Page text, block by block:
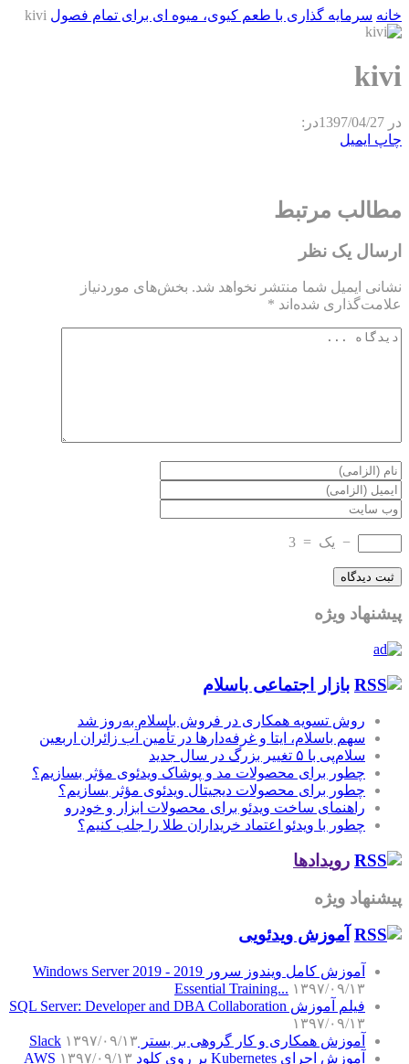
خانه سرمایه گذاری با طعم کیوی، میوه ای برای تمام فصول kivi
kivi
در 1397/04/27در:
چاپ ایمیل
مطالب مرتبط
ارسال یک نظر
نشانی ایمیل شما منتشر نخواهد شد. بخش‌های موردنیاز
علامت‌گذاری شده‌اند *
− یک =
3
پیشنهاد ویژه
بازار اجتماعی باسلام
روش تسویه همکاری در فروش باسلام به‌روز شد
سهم باسلام، ایتا و غرفه‌دارها در تأمین آب زائران اربعین
سلام‌پی با ۵ تغییر بزرگ در سال جدید
چطور برای محصولات مد و پوشاک ویدئوی مؤثر بسازیم؟
چطور برای محصولات دیجیتال ویدئوی مؤثر بسازیم؟
راهنمای ساخت ویدئو برای محصولات ابزار و خودرو
چطور با ویدئو اعتماد خریداران طلا را جلب کنیم؟
رویدادها
پیشنهاد ویژه
آموزش‌ ویدئویی
آموزش کامل ویندوز سرور 2019 - Windows Server 2019
Essential Training... ۱۳۹۷/۰۹/۱۳
فیلم آموزش SQL Server: Developer and DBA Collaboration
۱۳۹۷/۰۹/۱۳
آموزش همکاری و کار گروهی بر بستر Slack ۱۳۹۷/۰۹/۱۳
آموزش اجرای Kubernetes بر روی کلود AWS
۱۳۹۷/۰۹/۱۳